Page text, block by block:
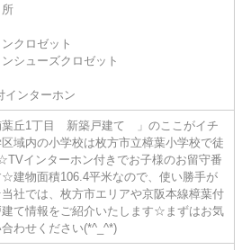
所
クロゼット
シューズクロゼット
インターホン
葉丘1丁目 新築戸建て 」のここがイチ
域内の小学校は枚方市立樟葉小学校で徒
インターホン付きでお子様のお留守番
☆建物面積106.4平米なので、使い勝手が
社では、枚方市エリアや京阪本線樟葉付
て情報をご紹介いたします☆まずはお気
わせください(*^_^*)